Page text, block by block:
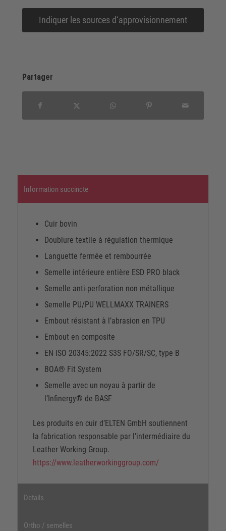
Indiquer les sources d‘approvisionnement
Partager
Information succincte
Cuir bovin
Doublure textile à régulation thermique
Languette fermée et rembourrée
Semelle intérieure entière ESD PRO black
Semelle anti-perforation non métallique
Semelle PU/PU WELLMAXX TRAINERS
Embout résistant à l’abrasion en TPU
Embout en composite
EN ISO 20345:2022 S3S FO/SR/SC, type B
BOA® Fit System
Semelle avec un noyau à partir de
l’Infinergy® de BASF
Les produits en cuir d’ELTEN GmbH soutiennent
la fabrication responsable par l’intermédiaire du
Leather Working Group.
https://www.leatherworkinggroup.com/
Details
Ortho / semelles